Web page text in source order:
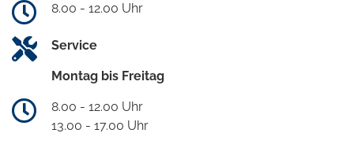
8.00 - 12.00 Uhr
Service
Montag bis Freitag
8.00 - 12.00 Uhr
13.00 - 17.00 Uhr